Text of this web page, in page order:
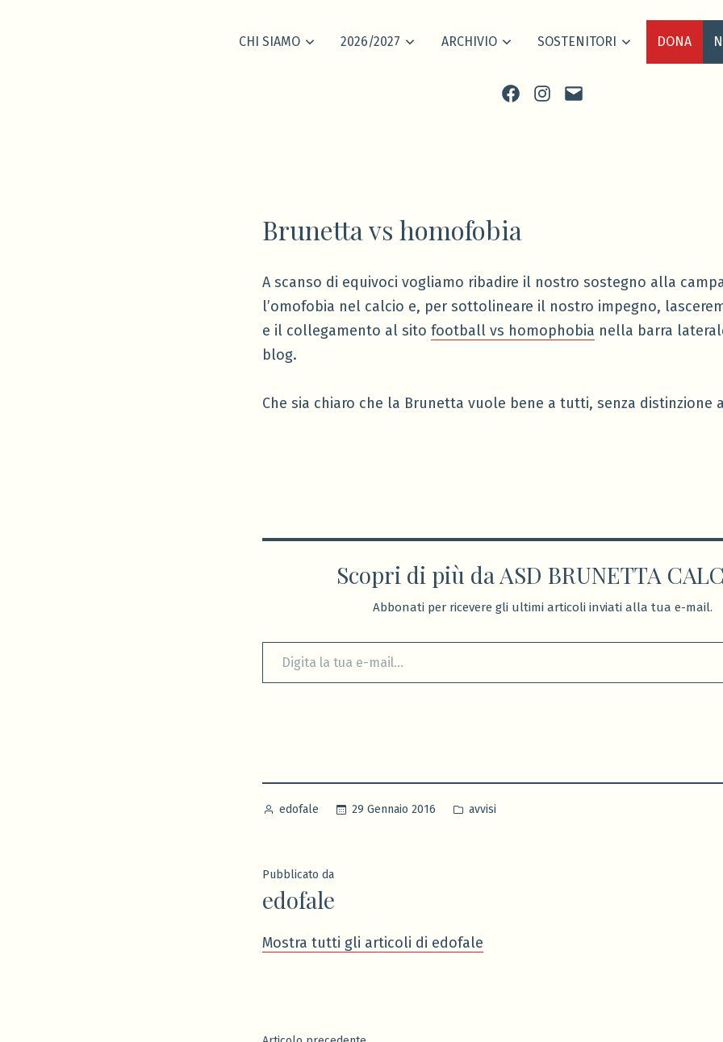
CHI SIAMO 2026/2027 ARCHIVIO SOSTENITORI DONA
FacebookInstagram
scrivi
Brunetta vs homofobia
A scanso di equivoci vogliamo ribadire il nostro sostegno alla
l’omofobia nel calcio e, per sottolineare il nostro impegno,
e il collegamento al sito football vs homophobia nella barra
blog.
Che sia chiaro che la Brunetta vuole bene a tutti, senza distinzione
Scopri di più da ASD BRUNETTA
Abbonati per ricevere gli ultimi articoli inviati alla tua e-mail.
Digita la tua e-mail...
Pubblicato
edofale 29 Gennaio 2016
Pubblicato
avvisi
Pubblicato da
edofale
Mostra tutti gli articoli di edofale